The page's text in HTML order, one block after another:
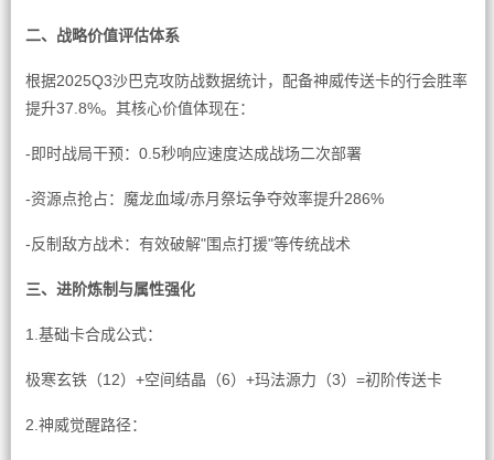
二、战略价值评估体系
根据2025Q3沙巴克攻防战数据统计，配备神威传送卡的行会胜率
提升37.8%。其核心价值体现在：
-即时战局干预：0.5秒响应速度达成战场二次部署
-资源点抢占：魔龙血域/赤月祭坛争夺效率提升286%
-反制敌方战术：有效破解"围点打援"等传统战术
三、进阶炼制与属性强化
1.基础卡合成公式：
极寒玄铁（12）+空间结晶（6）+玛法源力（3）=初阶传送卡
2.神威觉醒路径：